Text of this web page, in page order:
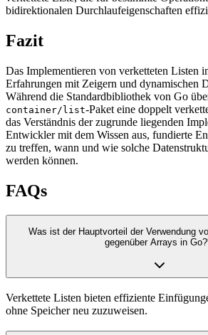
bidirektionalen Durchlaufeigenschaften
Fazit
Das Implementieren von verketteten Listen
Erfahrungen mit Zeigern und dynamischen
Während die Standardbibliothek von Go
container/list-Paket eine doppelt
das Verständnis der zugrunde liegenden
Entwickler mit dem Wissen aus, fundierte
zu treffen, wann und wie solche
werden können.
FAQs
Was ist der Hauptvorteil der Verwendung
gegenüber Arrays in
Verkettete Listen bieten effiziente
ohne Speicher neu zuzuweisen.